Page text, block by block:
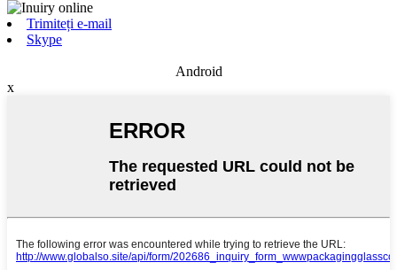
Trimiteți e-mail
Skype
Android
x